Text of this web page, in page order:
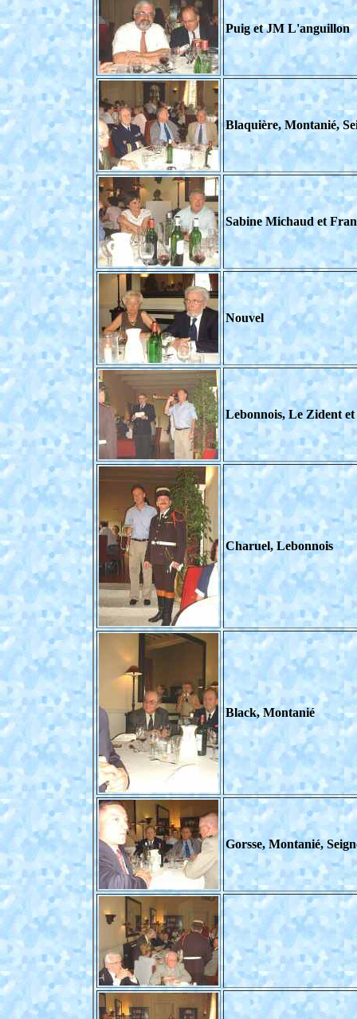
Puig et JM L'anguillon
Blaquière, Montanié,
Sabine Michaud et
Nouvel
Lebonnois, Le Zident
Charuel, Lebonnois
Black, Montanié
Gorsse, Montanié,